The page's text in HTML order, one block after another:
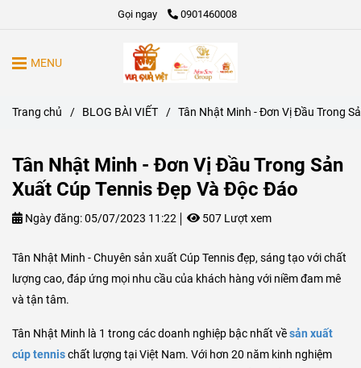
Gọi ngay 0901460008
MENU
Trang chủ / BLOG BÀI VIẾT / Tân Nhật Minh - Đơn Vị Đầu Trong
Tân Nhật Minh - Đơn Vị Đầu Trong Sản
Xuất Cúp Tennis Đẹp Và Độc Đáo
Ngày đăng:05/07/2023 11:22 507 Lượt xem
Tân Nhật Minh - Chuyên sản xuất Cúp Tennis đẹp, sáng tạo với chất
lượng cao, đáp ứng mọi nhu cầu của khách hàng với niềm đam mê
và tận tâm.
Tân Nhật Minh là 1 trong các doanh nghiệp bậc nhất vềsản xuất
cúp tennischất lượng tại Việt Nam. Với hơn 20 năm kinh nghiệm